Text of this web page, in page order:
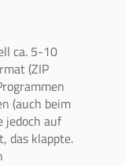
ca. 5-10
(ZIP
(auch beim
jedoch auf
das klappte.